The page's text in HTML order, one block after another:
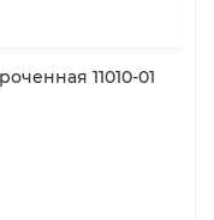
11010-01